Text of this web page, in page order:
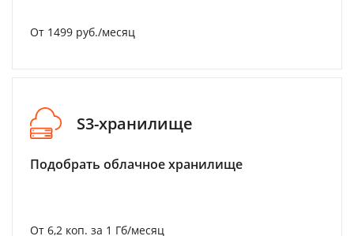
От 1499 руб./месяц
S3-хранилище
Подобрать облачное хранилище
От 6,2 коп. за 1 Гб/месяц